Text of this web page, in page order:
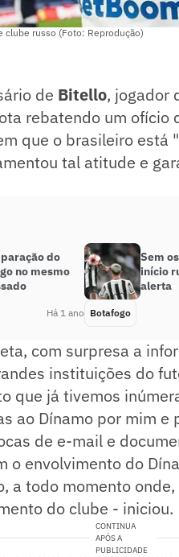
clube russo (Foto: Reprodução)
de Bitello, jogador
rebatendo um ofício
que o brasileiro está
tal atitude e
do
no mesmo
Há 1 ano
Sem
início
alerta
Botafogo
com surpresa a
instituições do
que já tivemos
ao Dínamo por mim
de e-mail e
o envolvimento do
a todo momento
do clube - iniciou.
CONTINUA
APÓS A
PUBLICIDADE